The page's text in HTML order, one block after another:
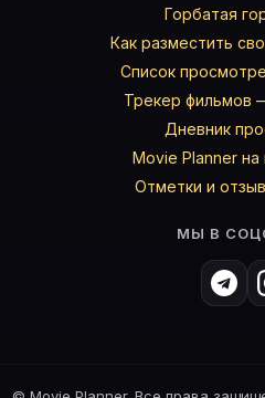
Горбатая
Как разместить
Список
Трекер фильмов
Дневник
Movie Planner
Отметки и
МЫ В